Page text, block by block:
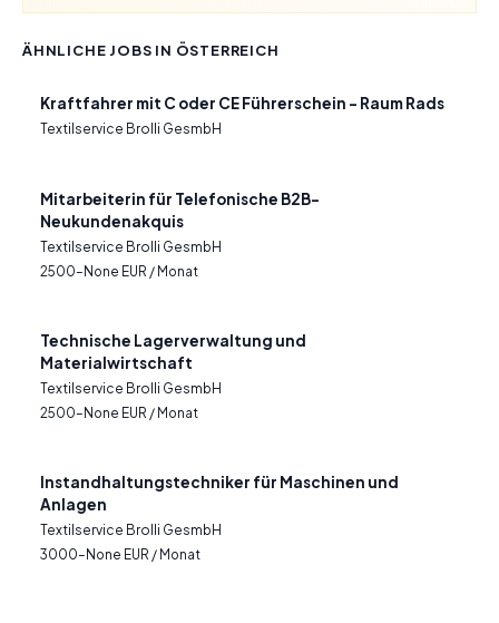
ÄHNLICHE JOBS IN ÖSTERREICH
Kraftfahrer mit C oder CE Führerschein – Raum Rads
Textilservice Brolli GesmbH
Mitarbeiterin für Telefonische B2B-
Neukundenakquis
Textilservice Brolli GesmbH
2500–None EUR / Monat
Technische Lagerverwaltung und
Materialwirtschaft
Textilservice Brolli GesmbH
2500–None EUR / Monat
Instandhaltungstechniker für Maschinen und
Anlagen
Textilservice Brolli GesmbH
3000–None EUR / Monat